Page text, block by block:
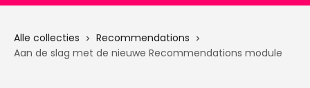
Alle collecties
Recommendations
Aan de slag met de nieuwe Recommendations module